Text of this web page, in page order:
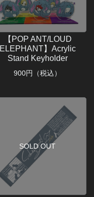
【POP ANT/LOUD
ELEPHANT】Acrylic
Stand Keyholder
900円（税込）
SOLD OUT